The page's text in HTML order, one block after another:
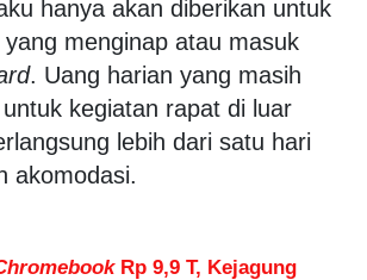
hanya akan diberikan untuk
menginap atau masuk
. Uang harian yang masih
kegiatan rapat di luar
lebih dari satu hari
akomodasi.
Rp 9,9 T, Kejagung